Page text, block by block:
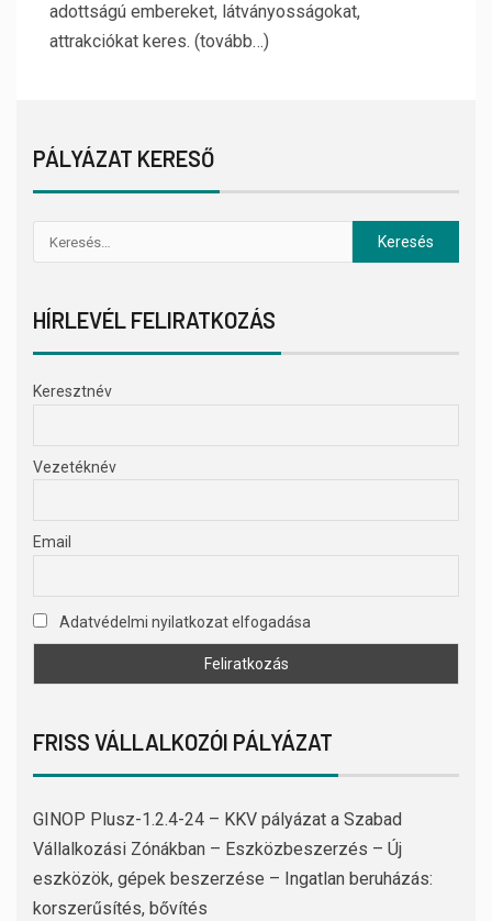
adottságú embereket, látványosságokat,
attrakciókat keres. (tovább…)
PÁLYÁZAT KERESŐ
HÍRLEVÉL FELIRATKOZÁS
Keresztnév
Vezetéknév
Email
Adatvédelmi nyilatkozat elfogadása
FRISS VÁLLALKOZÓI PÁLYÁZAT
GINOP Plusz-1.2.4-24 – KKV pályázat a Szabad
Vállalkozási Zónákban – Eszközbeszerzés – Új
eszközök, gépek beszerzése – Ingatlan beruházás:
korszerűsítés, bővítés